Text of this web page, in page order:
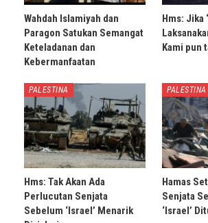
Wahdah Islamiyah dan
Paragon Satukan Semangat
Keteladanan dan
Kebermanfaatan
Hms: Jika
Kami pun
PALESTINA
Hms: Tak Akan Ada
Perlucutan Senjata
Sebelum ‘Israel’ Menarik
PALESTINA
Hamas
Senjata
‘Israel’